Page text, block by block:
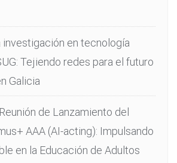
investigación en tecnología
Tejiendo redes para el futuro
Galicia
de Lanzamiento del
AAA (AI-acting): Impulsando
en la Educación de Adultos